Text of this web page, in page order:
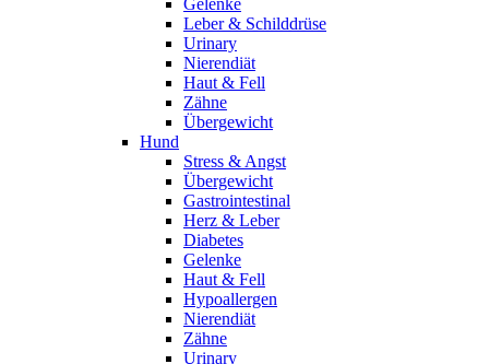
Gelenke
Leber & Schilddrüse
Urinary
Nierendiät
Haut & Fell
Zähne
Übergewicht
Hund
Stress & Angst
Übergewicht
Gastrointestinal
Herz & Leber
Diabetes
Gelenke
Haut & Fell
Hypoallergen
Nierendiät
Zähne
Urinary